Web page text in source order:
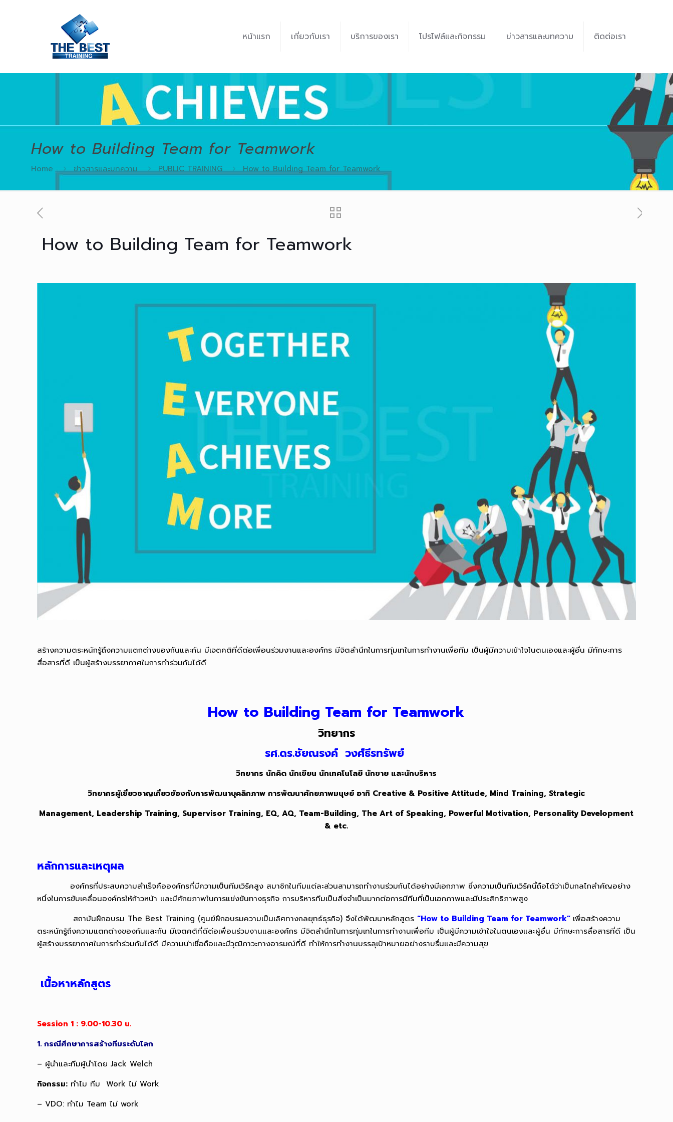
หน้าแรก เกี่ยวกับเรา บริการของเรา โปรไฟล์และกิจกรรม ข่าวสารและบทความ ติดต่อเรา
How to Building Team for Teamwork
Home ข่าวสารและบทความ PUBLIC TRAINING How to Building Team for Teamwork
How to Building Team for Teamwork
สร้างความตระหนักรู้ถึงความแตกต่างของกันและกัน มีเจตคติที่ดีต่อเพื่อนร่วมงานและองค์กร มีจิตสำนึกในการทุ่มเทในการทำงานเพื่อทีม เป็นผู้มีความเข้าใจในตนเองและผู้อื่น มีทักษะการ
สื่อสารที่ดี เป็นผู้สร้างบรรยากาศในการทำร่วมกันได้ดี
How to Building Team for Teamwork
วิทยากร
รศ.ดร.ชัยณรงค์ วงศ์ธีรทรัพย์
วิทยากร นักคิด นักเขียน นักเทคโนโลยี นักขาย และนักบริหาร
วิทยากรผู้เชี่ยวชาญเกี่ยวข้องกับการพัฒนาบุคลิกภาพ การพัฒนาศักยภาพมนุษย์ อาทิ Creative & Positive Attitude, Mind Training, Strategic
Management, Leadership Training, Supervisor Training, EQ, AQ, Team-Building, The Art of Speaking, Powerful Motivation, Personality Development
& etc.
หลักการและเหตุผล
องค์กรที่ประสบความสำเร็จคือองค์กรที่มีความเป็นทีมเวิร์คสูง สมาชิกในทีมแต่ละส่วนสามารถทำงานร่วมกันได้อย่างมีเอกภาพ ซึ่งความเป็นทีมเวิร์คนี้ถือได้ว่าเป็นกลไกสำคัญอย่าง
หนึ่งในการขับเคลื่อนองค์กรให้ก้าวหน้า และมีศักยภาพในการแข่งขันทางธุรกิจ การบริหารทีมเป็นสิ่งจำเป็นมากต่อการมีทีมที่เป็นเอกภาพและมีประสิทธิภาพสูง
สถาบันฝึกอบรม The Best Training (ศูนย์ฝึกอบรมความเป็นเลิศทางกลยุทธ์ธุรกิจ) จึงได้พัฒนาหลักสูตร“How to Building Team for Teamwork” เพื่อสร้างความ
ตระหนักรู้ถึงความแตกต่างของกันและกัน มีเจตคติที่ดีต่อเพื่อนร่วมงานและองค์กร มีจิตสำนึกในการทุ่มเทในการทำงานเพื่อทีม เป็นผู้มีความเข้าใจในตนเองและผู้อื่น มีทักษะการสื่อสารที่ดี เป็น
ผู้สร้างบรรยากาศในการทำร่วมกันได้ดี มีความน่าเชื่อถือและมีวุฒิภาวะทางอารมณ์ที่ดี ทำให้การทำงานบรรลุเป้าหมายอย่างราบรื่นและมีความสุข
เนื้อหาหลักสูตร
Session 1 : 9.00-10.30 น.
1. กรณีศึกษาการสร้างทีมระดับโลก
– ผู้นำและทีมผู้นำโดย Jack Welch
กิจกรรม: ทำไม ทีม Work ไม่ Work
– VDO: ทำไม Team ไม่ work